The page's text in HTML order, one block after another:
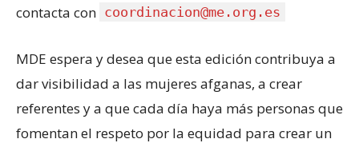
contacta con coordinacion@me.org.es
MDE espera y desea que esta edición contribuya a
dar visibilidad a las mujeres afganas, a crear
referentes y a que cada día haya más personas que
fomentan el respeto por la equidad para crear un